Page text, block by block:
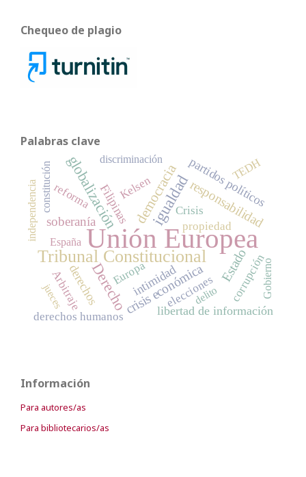
Chequeo de plagio
Palabras clave
Unión Europea
Tribunal Constitucional
igualdad
globalización
Derecho
democracia
crisis económica Estado
soberanía responsabilidad
intimidad
libertad de información
Filipinas
derechos
partidos políticos
Crisis
reforma
TEDH
elecciones
Europa
Arbitraje
propiedad
derechos humanos
corrupción
Kelsen
independenciaconstitución
Gobierno
España
jueces
discriminación
delito
Información
Para autores/as
Para bibliotecarios/as